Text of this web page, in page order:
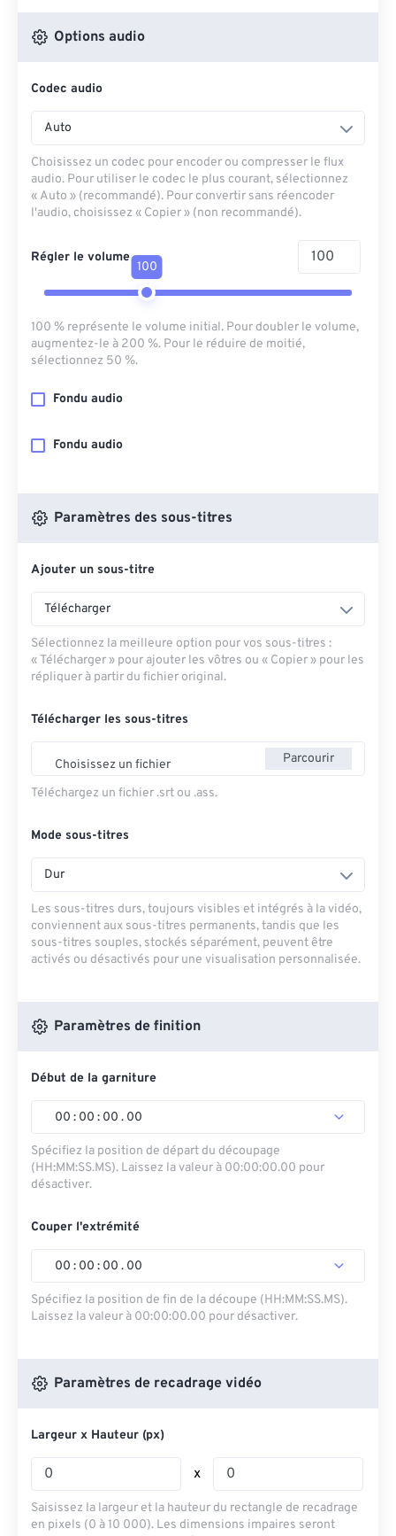
Options audio
Codec audio
Auto
Choisissez un codec pour encoder ou compresser le flux
audio. Pour utiliser le codec le plus courant, sélectionnez
« Auto » (recommandé). Pour convertir sans réencoder
l'audio, choisissez « Copier » (non recommandé).
Régler le volume
100
100 % représente le volume initial. Pour doubler le volume,
augmentez-le à 200 %. Pour le réduire de moitié,
sélectionnez 50 %.
Fondu audio
Fondu audio
Paramètres des sous-titres
Ajouter un sous-titre
Télécharger
Sélectionnez la meilleure option pour vos sous-titres :
« Télécharger » pour ajouter les vôtres ou « Copier » pour les
répliquer à partir du fichier original.
Télécharger les sous-titres
Choisissez un fichier Parcourir
Téléchargez un fichier .srt ou .ass.
Mode sous-titres
Dur
Les sous-titres durs, toujours visibles et intégrés à la vidéo,
conviennent aux sous-titres permanents, tandis que les
sous-titres souples, stockés séparément, peuvent être
activés ou désactivés pour une visualisation personnalisée.
Paramètres de finition
Début de la garniture
00 : 00 : 00 . 00
Spécifiez la position de départ du découpage
(HH:MM:SS.MS). Laissez la valeur à 00:00:00.00 pour
désactiver.
Couper l'extrémité
00 : 00 : 00 . 00
Spécifiez la position de fin de la découpe (HH:MM:SS.MS).
Laissez la valeur à 00:00:00.00 pour désactiver.
Paramètres de recadrage vidéo
Largeur x Hauteur (px)
x
Saisissez la largeur et la hauteur du rectangle de recadrage
en pixels (0 à 10 000). Les dimensions impaires seront